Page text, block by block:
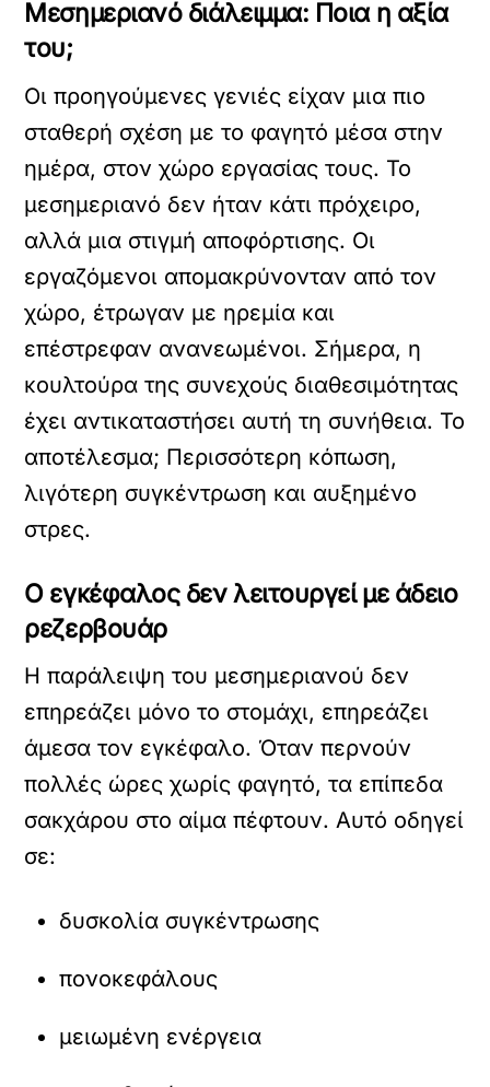
Μεσημεριανό διάλειμμα: Ποια η αξία
του;
Οι προηγούμενες γενιές είχαν μια πιο
σταθερή σχέση με το φαγητό μέσα στην
ημέρα, στον χώρο εργασίας τους. Το
μεσημεριανό δεν ήταν κάτι πρόχειρο,
αλλά μια στιγμή αποφόρτισης. Οι
εργαζόμενοι απομακρύνονταν από τον
χώρο, έτρωγαν με ηρεμία και
επέστρεφαν ανανεωμένοι. Σήμερα, η
κουλτούρα της συνεχούς διαθεσιμότητας
έχει αντικαταστήσει αυτή τη συνήθεια. Το
αποτέλεσμα; Περισσότερη κόπωση,
λιγότερη συγκέντρωση και αυξημένο
στρες.
Ο εγκέφαλος δεν λειτουργεί με άδειο
ρεζερβουάρ
Η παράλειψη του μεσημεριανού δεν
επηρεάζει μόνο το στομάχι, επηρεάζει
άμεσα τον εγκέφαλο. Όταν περνούν
πολλές ώρες χωρίς φαγητό, τα επίπεδα
σακχάρου στο αίμα πέφτουν. Αυτό οδηγεί
σε:
δυσκολία συγκέντρωσης
πονοκεφάλους
μειωμένη ενέργεια